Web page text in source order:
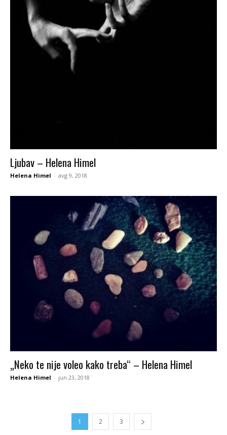
Ljubav – Helena Himel
Helena Himel - avg 9, 2018
„Neko te nije voleo kako treba“ – Helena Himel
Helena Himel - jun 23, 2018
1 2 3